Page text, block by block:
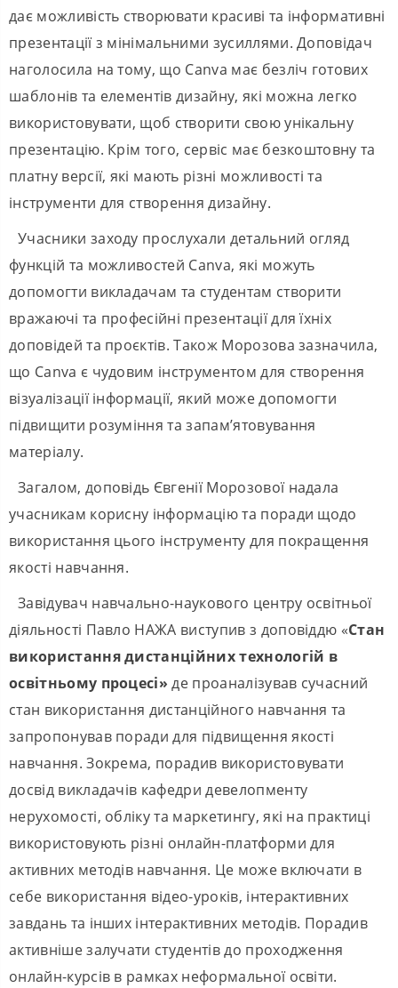
дає можливість створювати красиві та інформативні
презентації з мінімальними зусиллями. Доповідач
наголосила на тому, що Canva має безліч готових
шаблонів та елементів дизайну, які можна легко
використовувати, щоб створити свою унікальну
презентацію. Крім того, сервіс має безкоштовну та
платну версії, які мають різні можливості та
інструменти для створення дизайну.
Учасники заходу прослухали детальний огляд
функцій та можливостей Canva, які можуть
допомогти викладачам та студентам створити
вражаючі та професійні презентації для їхніх
доповідей та проєктів. Також Морозова зазначила,
що Canva є чудовим інструментом для створення
візуалізації інформації, який може допомогти
підвищити розуміння та запам’ятовування
матеріалу.
Загалом, доповідь Євгенії Морозової надала
учасникам корисну інформацію та поради щодо
використання цього інструменту для покращення
якості навчання.
Завідувач навчально-наукового центру освітньої
діяльності Павло НАЖА виступив з доповіддю «Стан
використання дистанційних технологій в
освітньому процесі» де проаналізував сучасний
стан використання дистанційного навчання та
запропонував поради для підвищення якості
навчання. Зокрема, порадив використовувати
досвід викладачів кафедри девелопменту
нерухомості, обліку та маркетингу, які на практиці
використовують різні онлайн-платформи для
активних методів навчання. Це може включати в
себе використання відео-уроків, інтерактивних
завдань та інших інтерактивних методів. Порадив
активніше залучати студентів до проходження
онлайн-курсів в рамках неформальної освіти.